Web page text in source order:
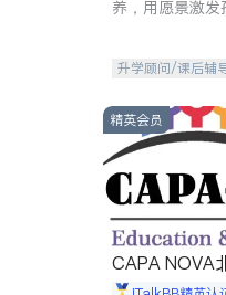
养，用愿景激
升学顾问/课后辅
精英会员
CAPA NOVA